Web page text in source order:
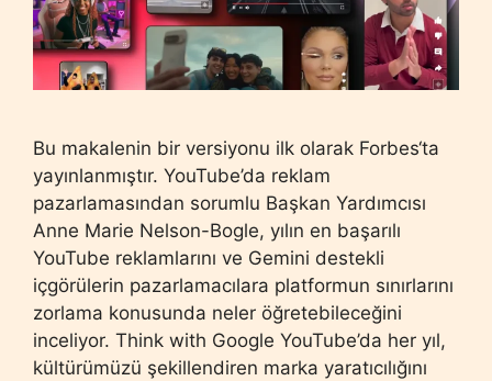
Bu makalenin bir versiyonu ilk olarak Forbes‘ta
yayınlanmıştır. YouTube’da reklam
pazarlamasından sorumlu Başkan Yardımcısı
Anne Marie Nelson-Bogle, yılın en başarılı
YouTube reklamlarını ve Gemini destekli
içgörülerin pazarlamacılara platformun sınırlarını
zorlama konusunda neler öğretebileceğini
inceliyor. Think with Google YouTube’da her yıl,
kültürümüzü şekillendiren marka yaratıcılığını